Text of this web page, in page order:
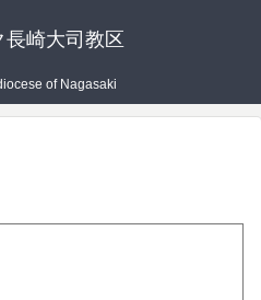
長崎大司教区
of Nagasaki